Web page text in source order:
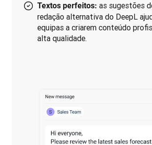
Textos perfeitos: as sugestões
redação alternativa do DeepL
equipas a criarem conteúdo
alta qualidade.